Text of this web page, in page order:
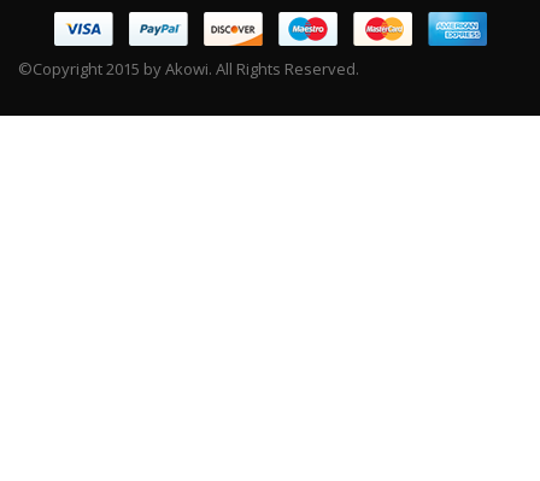
©Copyright 2015 by Akowi. All Rights Reserved.